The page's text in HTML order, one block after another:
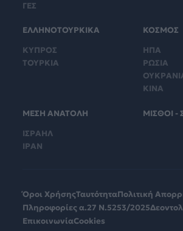
ΓΕΣ
ΕΛΛΗΝΟΤΟΥΡΚΙΚΑ
ΚΥΠΡΟΣ
ΤΟΥΡΚΙΑ
ΚΟΣΜΟΣ
ΗΠΑ
ΡΩΣΙΑ
ΚΙΝΑ
ΜΕΣΗ ΑΝΑΤΟΛΗ
ΙΣΡΑΗΛ
ΙΡΑΝ
ΜΙΣΘΟΙ -
Όροι ΧρήσηςΤαυτότηταΠολιτική
Πληροφορίες α.27 Ν.5253/2025
ΕπικοινωνίαCookies